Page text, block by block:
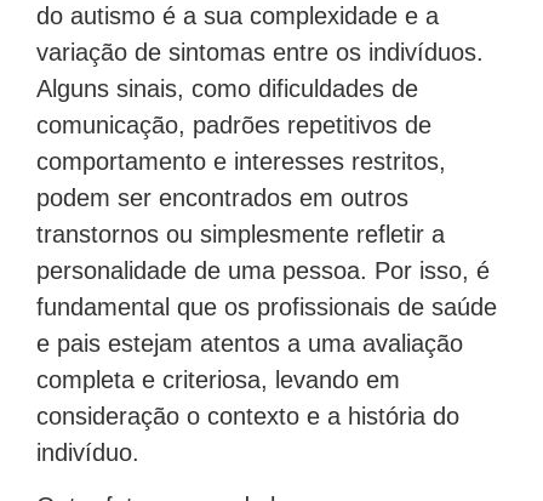
do autismo é a sua complexidade e a
variação de sintomas entre os indivíduos.
Alguns sinais, como dificuldades de
comunicação, padrões repetitivos de
comportamento e interesses restritos,
podem ser encontrados em outros
transtornos ou simplesmente refletir a
personalidade de uma pessoa. Por isso, é
fundamental que os profissionais de saúde
e pais estejam atentos a uma avaliação
completa e criteriosa, levando em
consideração o contexto e a história do
indivíduo.